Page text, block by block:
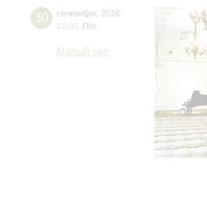
30 сентября 2016
19:00 Пт
Малый зал